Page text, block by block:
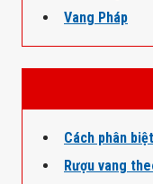
Vang Pháp
Cách phân
Rượu vang